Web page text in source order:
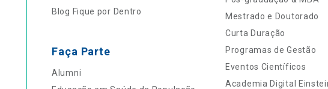
Blog Fique por Dentro
Faça Parte
Alumni
Mestrado e Doutorado
Curta Duração
Programas de Gestão
Eventos Científicos
Academia Digital